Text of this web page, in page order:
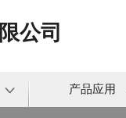
公司
产品应用